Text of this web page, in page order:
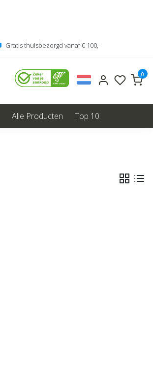
Gratis thuisbezorgd vanaf € 100,-
0
Alle Producten Top 10